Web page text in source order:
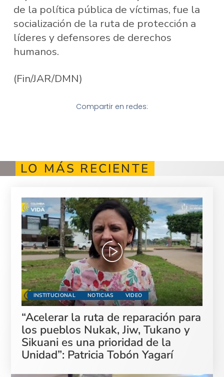
de la política pública de víctimas, fue la
socialización de la ruta de protección a
líderes y defensores de derechos
humanos.
(Fin/JAR/DMN)
Compartir en redes:
LO MÁS RECIENTE
INSTITUCIONAL NOTICIAS VIDEO
“Acelerar la ruta de reparación para
los pueblos Nukak, Jiw, Tukano y
Sikuani es una prioridad de la
Unidad”: Patricia Tobón Yagarí